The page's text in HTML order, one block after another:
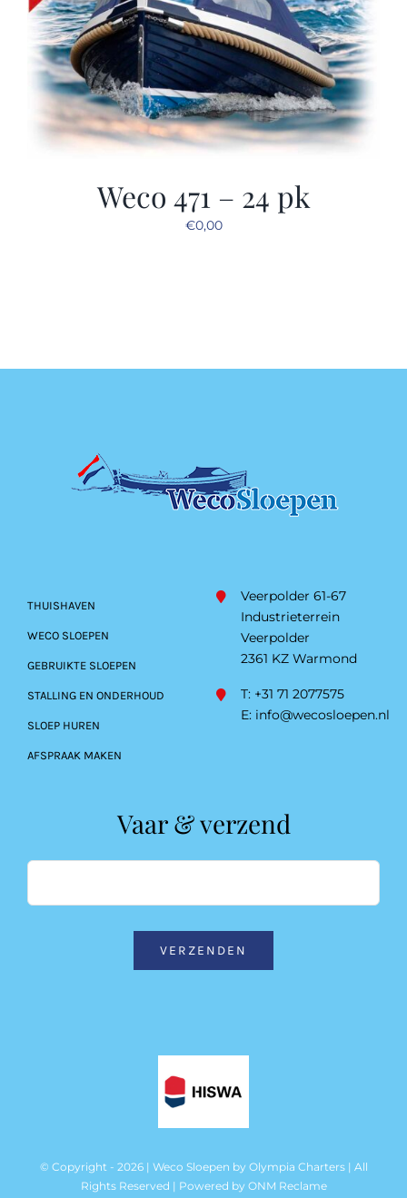
Weco 471 – 24 pk
€0,00
THUISHAVEN
WECO SLOEPEN
GEBRUIKTE SLOEPEN
STALLING EN ONDERHOUD
SLOEP HUREN
AFSPRAAK MAKEN
Veerpolder 61-67
Industrieterrein
Veerpolder
2361 KZ Warmond
T: +31 71 2077575
E: info@wecosloepen.nl
Vaar & verzend
VERZENDEN
© Copyright - 2026 | Weco Sloepen by Olympia Charters| All
Rights Reserved | Powered by ONM Reclame